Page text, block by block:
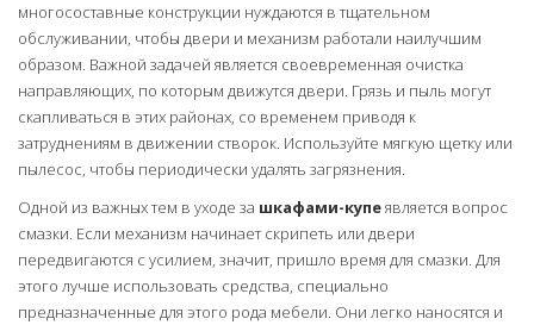
многосоставные конструкции нуждаются в тщательном
обслуживании, чтобы двери и механизм работали наилучшим
образом. Важной задачей является своевременная очистка
направляющих, по которым движутся двери. Грязь и пыль могут
скапливаться в этих районах, со временем приводя к
затруднениям в движении створок. Используйте мягкую щетку или
пылесос, чтобы периодически удалять загрязнения.
Одной из важных тем в уходе за шкафами-купеявляется вопрос
смазки. Если механизм начинает скрипеть или двери
передвигаются с усилием, значит, пришло время для смазки. Для
этого лучше использовать средства, специально
предназначенные для этого рода мебели. Они легко наносятся и